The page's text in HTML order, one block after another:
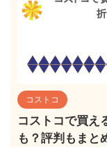
コストコ
コストコで買え
も？評判もまと